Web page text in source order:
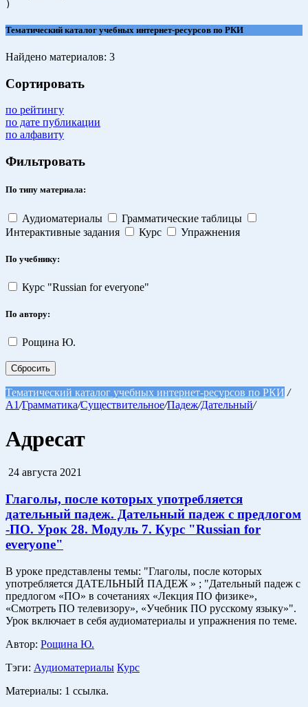
Тематический каталог учебных интернет-ресурсов по РКИ
Найдено материалов: 3
Сортировать
по рейтингу
по дате публикации
по алфавиту
Фильтровать
По типу материала:
Аудиоматериалы
Грамматические таблицы
Интерактивные задания
Курс Упражнения
По учебнику:
Курс "Russian for everyone"
По автору:
Рощина Ю.
Сбросить
Тематический каталог учебных интернет-ресурсов по РКИ /
A1/Грамматика/Существительное/Падеж/Дательный/
Адресат
24 августа 2021
Глаголы, после которых употребляется
дательный падеж. Дательный падеж с предлогом
-ПО. Урок 28. Модуль 7. Курс "Russian for
everyone"
В уроке представлены темы: "Глаголы, после которых
употребляется ДАТЕЛЬНЫЙ ПАДЕЖ » ; "Дательный падеж с
предлогом «ПО» в сочетаниях «Лекция ПО физике»,
«Смотреть ПО телевизору», «Учебник ПО русскому языку»".
Урок включает в себя аудиоматериалы и упражнения по теме.
Автор: Рощина Ю.
Тэги: Аудиоматериалы Курс
Материалы: 1 ссылка.